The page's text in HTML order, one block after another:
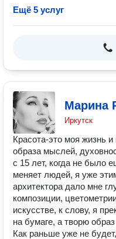
Ещё 5 услуг
Марина
Иркутск
Красота-это моя жизнь и
образа мыслей,
с 15 лет, когда не было
меняет людей, я уже
архитектора дало мне
композиции,
искусстве, к слову, я
на бумаге, а творю
Как раньше уже не